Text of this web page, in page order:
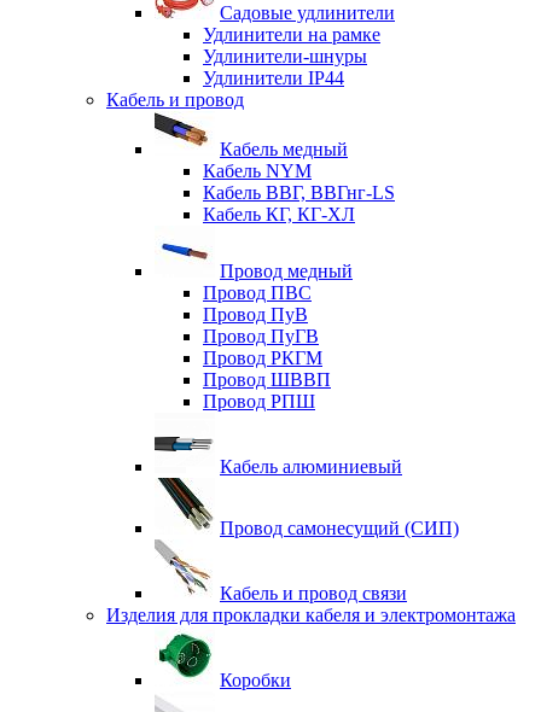
Садовые удлинители
Удлинители на рамке
Удлинители-шнуры
Удлинители IP44
Кабель и провод
Кабель медный
Кабель NYM
Кабель ВВГ, ВВГнг-LS
Кабель КГ, КГ-ХЛ
Провод медный
Провод ПВС
Провод ПуВ
Провод ПуГВ
Провод РКГМ
Провод ШВВП
Провод РПШ
Кабель алюминиевый
Провод самонесущий (СИП)
Кабель и провод связи
Изделия для прокладки кабеля и электромонтажа
Коробки